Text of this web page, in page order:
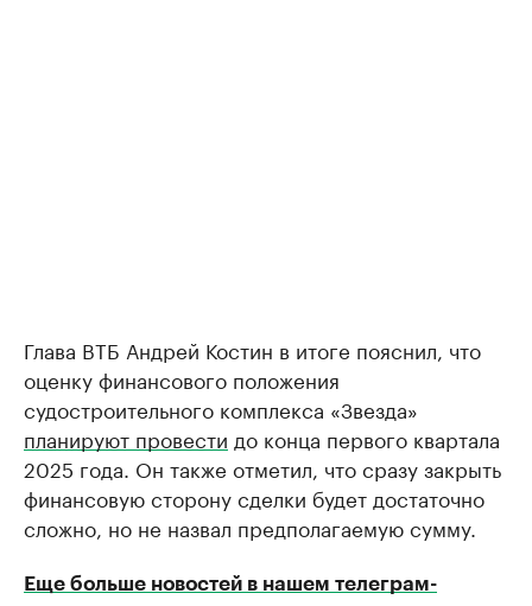
Глава ВТБ Андрей Костин в итоге пояснил, что
оценку финансового положения
судостроительного комплекса «Звезда»
планируют провести до конца первого квартала
2025 года. Он также отметил, что сразу закрыть
финансовую сторону сделки будет достаточно
сложно, но не назвал предполагаемую сумму.
Еще больше новостей в нашем телеграм-